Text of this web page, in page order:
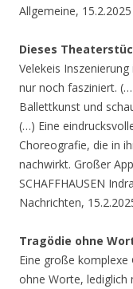
Allgemeine, 15.2.2025
Dieses
Velekeis
nur noch fasziniert.
Ballettkunst und
(…) Eine
Choreografie, die in
nachwirkt. Großer
SCHAFFHAUSEN
Nachrichten,
Tragödie ohne
Eine große
ohne Worte, lediglich